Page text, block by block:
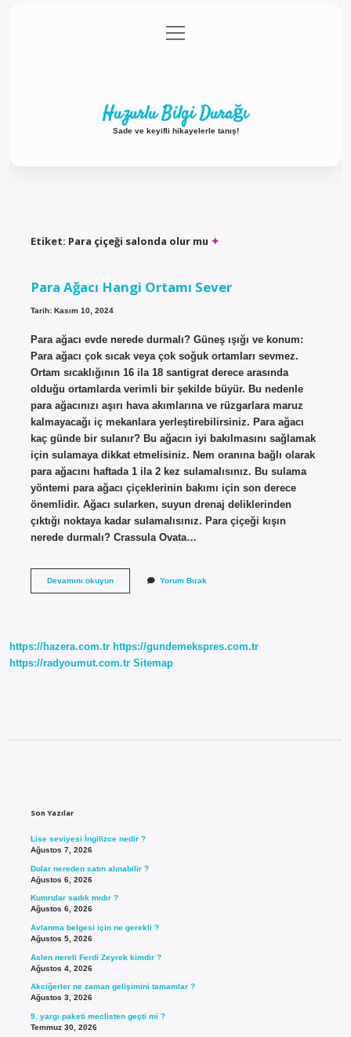
Gizlilik Politikası
menüyü
aç
Huzurlu Bilgi Durağı
Sade ve keyifli hikayelerle tanış!
Etiket: Para çiçeği salonda olur mu
Para Ağacı Hangi Ortamı Sever
Tarih: Kasım 10, 2024
Para ağacı evde nerede durmalı? Güneş ışığı ve konum:
Para ağacı çok sıcak veya çok soğuk ortamları sevmez.
Ortam sıcaklığının 16 ila 18 santigrat derece arasında
olduğu ortamlarda verimli bir şekilde büyür. Bu nedenle
para ağacınızı aşırı hava akımlarına ve rüzgarlara maruz
kalmayacağı iç mekanlara yerleştirebilirsiniz. Para ağacı
kaç günde bir sulanır? Bu ağacın iyi bakılmasını sağlamak
için sulamaya dikkat etmelisiniz. Nem oranına bağlı olarak
para ağacını haftada 1 ila 2 kez sulamalısınız. Bu sulama
yöntemi para ağacı çiçeklerinin bakımı için son derece
önemlidir. Ağacı sularken, suyun drenaj deliklerinden
çıktığı noktaya kadar sulamalısınız. Para çiçeği kışın
nerede durmalı? Crassula Ovata…
Devamını okuyunPara
Yorum Bırak
https://hazera.com.tr https://gundemekspres.com.tr
https://radyoumut.com.tr Sitemap
Son Yazılar
Lise seviyesi İngilizce nedir ?
Ağustos 7, 2026
Dolar nereden satın alınabilir ?
Ağustos 6, 2026
Kumrular sadık mıdır ?
Ağustos 6, 2026
Avlanma belgesi için ne gerekli ?
Ağustos 5, 2026
Aslen nereli Ferdi Zeyrek kimdir ?
Ağustos 4, 2026
Akciğerler ne zaman gelişimini tamamlar ?
Ağustos 3, 2026
9. yargı paketi meclisten geçti mi ?
Temmuz 30, 2026